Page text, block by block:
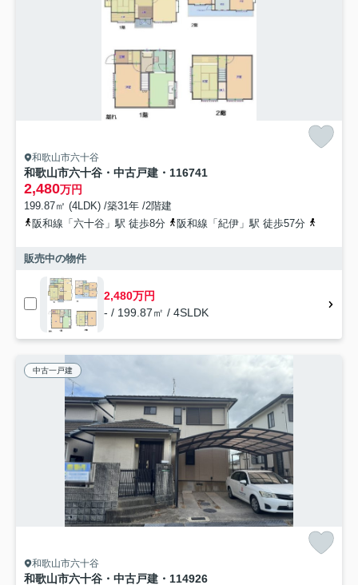
和歌山市六十谷
和歌山市六十谷・中古戸建・116741
2,480万円
199.87㎡ (4LDK) /築31年 /2階建
阪和線「六十谷」駅 徒歩8分
阪和線「紀伊」駅 徒歩57分
販売中の物件
2,480万円
- / 199.87㎡ / 4SLDK
中古一戸建
和歌山市六十谷
和歌山市六十谷・中古戸建・114926